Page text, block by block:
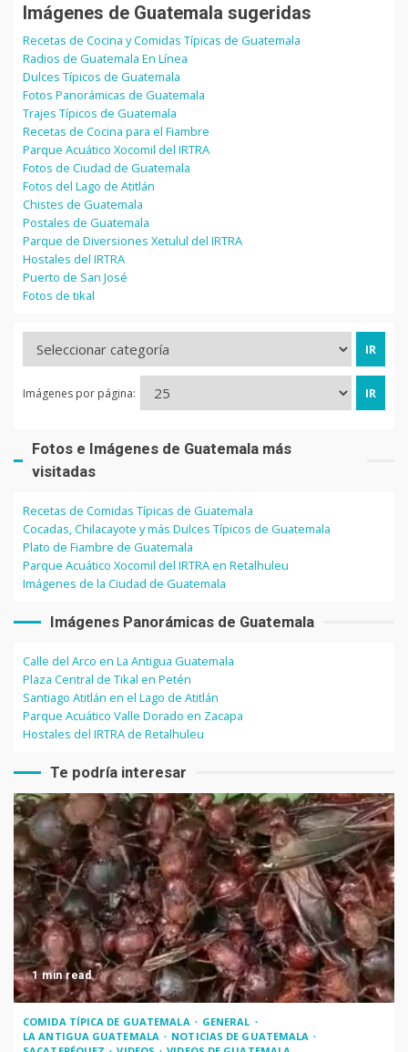
Imágenes de Guatemala sugeridas
Recetas de Cocina y Comidas Típicas de Guatemala
Radios de Guatemala En Línea
Dulces Típicos de Guatemala
Fotos Panorámicas de Guatemala
Trajes Típicos de Guatemala
Recetas de Cocina para el Fiambre
Parque Acuático Xocomil del IRTRA
Fotos de Ciudad de Guatemala
Fotos del Lago de Atitlán
Chistes de Guatemala
Postales de Guatemala
Parque de Diversiones Xetulul del IRTRA
Hostales del IRTRA
Puerto de San José
Fotos de tikal
Imágenes por página:
Fotos e Imágenes de Guatemala más
visitadas
Recetas de Comidas Típicas de Guatemala
Cocadas, Chilacayote y más Dulces Típicos de Guatemala
Plato de Fiambre de Guatemala
Parque Acuático Xocomil del IRTRA en Retalhuleu
Imágenes de la Ciudad de Guatemala
Imágenes Panorámicas de Guatemala
Calle del Arco en La Antigua Guatemala
Plaza Central de Tikal en Petén
Santiago Atitlán en el Lago de Atitlán
Parque Acuático Valle Dorado en Zacapa
Hostales del IRTRA de Retalhuleu
Te podría interesar
1 min read
COMIDA TÍPICA DE GUATEMALA
GENERAL
LA ANTIGUA GUATEMALA
NOTICIAS DE GUATEMALA